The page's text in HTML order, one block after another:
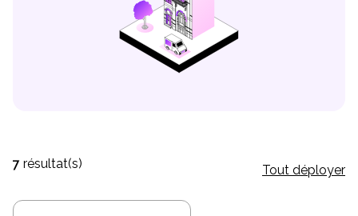
7 résultat(s) Tout déployer